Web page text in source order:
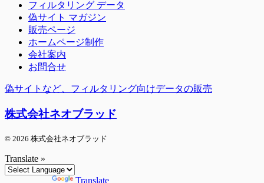
フィルタリング データ
偽サイト マガジン
販売ページ
ホームページ制作
会社案内
お問合せ
偽サイトなど、フィルタリング向けデータの販売
株式会社ネオブラッド
© 2026 株式会社ネオブラッド
Translate »
Translate